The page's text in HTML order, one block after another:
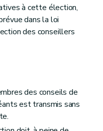
à cette élection,
dans la loi
des conseillers
des conseils de
est transmis sans